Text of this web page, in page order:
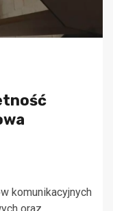
komunikacyjnych